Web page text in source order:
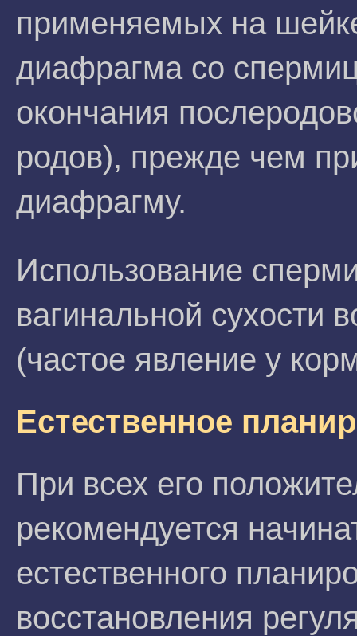
применяемых на
диафрагма со
окончания
родов), прежде чем
диафрагму.
Использование
вагинальной сухости
(частое явление у
Естественное
При всех его
рекомендуется
естественного
восстановления